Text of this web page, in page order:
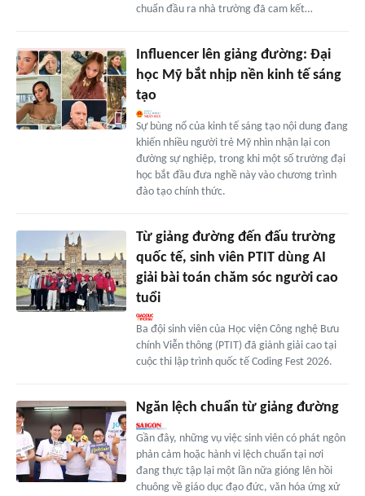
chuẩn đầu ra nhà trường đã cam kết…
Influencer lên giảng đường: Đại
học Mỹ bắt nhịp nền kinh tế sáng
tạo
Sự bùng nổ của kinh tế sáng tạo nội dung đang
khiến nhiều người trẻ Mỹ nhìn nhận lại con
đường sự nghiệp, trong khi một số trường đại
học bắt đầu đưa nghề này vào chương trình
đào tạo chính thức.
Từ giảng đường đến đấu trường
quốc tế, sinh viên PTIT dùng AI
giải bài toán chăm sóc người cao
tuổi
Ba đội sinh viên của Học viện Công nghệ Bưu
chính Viễn thông (PTIT) đã giành giải cao tại
cuộc thi lập trình quốc tế Coding Fest 2026.
Ngăn lệch chuẩn từ giảng đường
Gần đây, những vụ việc sinh viên có phát ngôn
phản cảm hoặc hành vi lệch chuẩn tại nơi
đang thực tập lại một lần nữa gióng lên hồi
chuông về giáo dục đạo đức, văn hóa ứng xử